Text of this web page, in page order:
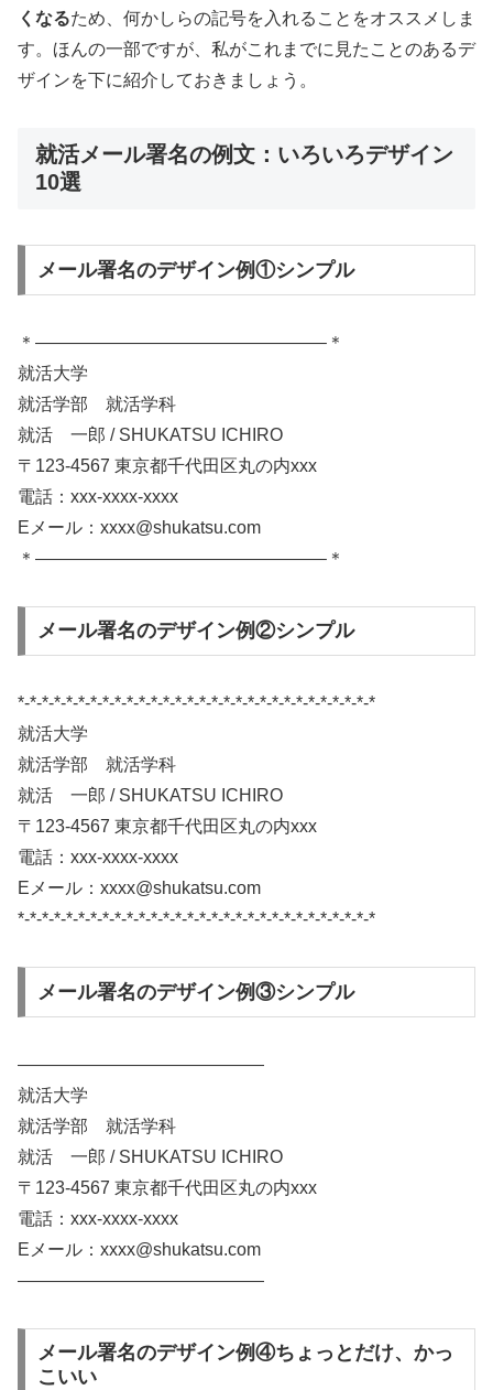
くなるため、何かしらの記号を入れることをオススメしま
す。ほんの一部ですが、私がこれまでに見たことのあるデ
ザインを下に紹介しておきましょう。
就活メール署名の例文：いろいろデザイン
10選
メール署名のデザイン例①シンプル
＊————————————————–＊
就活大学
就活学部 就活学科
就活 一郎 / SHUKATSU ICHIRO
〒123-4567 東京都千代田区丸の内xxx
電話：xxx-xxxx-xxxx
Eメール：xxxx@shukatsu.com
＊————————————————–＊
メール署名のデザイン例②シンプル
*-*-*-*-*-*-*-*-*-*-*-*-*-*-*-*-*-*-*-*-*-*-*-*-*-*-*-*-*-*
就活大学
就活学部 就活学科
就活 一郎 / SHUKATSU ICHIRO
〒123-4567 東京都千代田区丸の内xxx
電話：xxx-xxxx-xxxx
Eメール：xxxx@shukatsu.com
*-*-*-*-*-*-*-*-*-*-*-*-*-*-*-*-*-*-*-*-*-*-*-*-*-*-*-*-*-*
メール署名のデザイン例③シンプル
——————————————
就活大学
就活学部 就活学科
就活 一郎 / SHUKATSU ICHIRO
〒123-4567 東京都千代田区丸の内xxx
電話：xxx-xxxx-xxxx
Eメール：xxxx@shukatsu.com
——————————————
メール署名のデザイン例④ちょっとだけ、かっ
こいい